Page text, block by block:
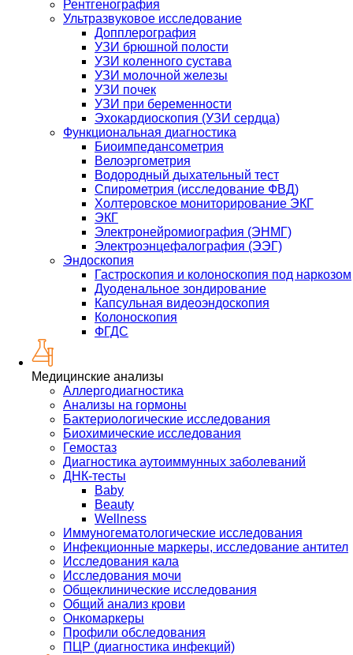
Рентгенография
Ультразвуковое исследование
Допплерография
УЗИ брюшной полости
УЗИ коленного сустава
УЗИ молочной железы
УЗИ почек
УЗИ при беременности
Эхокардиоскопия (УЗИ сердца)
Функциональная диагностика
Биоимпедансометрия
Велоэргометрия
Водородный дыхательный тест
Спирометрия (исследование ФВД)
Холтеровское мониторирование ЭКГ
ЭКГ
Электронейромиография (ЭНМГ)
Электроэнцефалография (ЭЭГ)
Эндоскопия
Гастроскопия и колоноскопия под наркозом
Дуоденальное зондирование
Капсульная видеоэндоскопия
Колоноскопия
ФГДС
Медицинские анализы
Аллергодиагностика
Анализы на гормоны
Бактериологические исследования
Биохимические исследования
Гемостаз
Диагностика аутоиммунных заболеваний
ДНК-тесты
Baby
Beauty
Wellness
Иммуногематологические исследования
Инфекционные маркеры, исследование антител
Исследования кала
Исследования мочи
Общеклинические исследования
Общий анализ крови
Онкомаркеры
Профили обследования
ПЦР (диагностика инфекций)